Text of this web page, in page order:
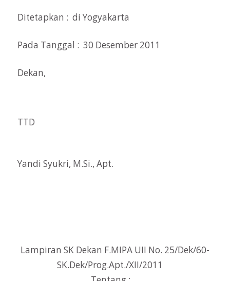
Ditetapkan : di Yogyakarta
Pada Tanggal : 30 Desember 2011
Dekan,
TTD
Yandi Syukri, M.Si., Apt.
Lampiran SK Dekan F.MIPA UII No. 25/Dek/60-
SK.Dek/Prog.Apt./XII/2011